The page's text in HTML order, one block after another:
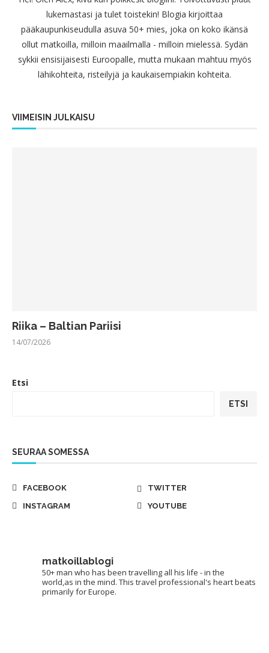
lukemastasi ja tulet toistekin! Blogia kirjoittaa
pääkaupunkiseudulla asuva 50+ mies, joka on koko ikänsä
ollut matkoilla, milloin maailmalla - milloin mielessä. Sydän
sykkii ensisijaisesti Euroopalle, mutta mukaan mahtuu myös
lähikohteita, risteilyjä ja kaukaisempiakin kohteita.
VIIMEISIN JULKAISU
Riika – Baltian Pariisi
14/07/2026
Etsi
ETSI
SEURAA SOMESSA
FACEBOOK
TWITTER
INSTAGRAM
YOUTUBE
matkoillablogi
50+ man who has been travelling all his life - in the
world,as in the mind. This travel professional's heart beats
primarily for Europe.